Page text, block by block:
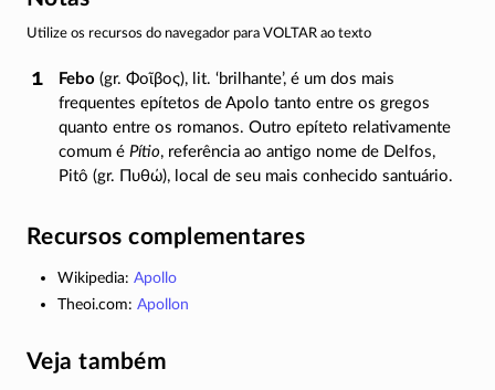
Utilize os recursos do navegador para VOLTAR ao texto
Febo (gr. Φοῖβος), lit. ‘brilhante’, é um dos mais
frequentes epítetos de Apolo tanto entre os gregos
quanto entre os romanos. Outro epíteto relativamente
comum é Pítio, referência ao antigo nome de Delfos,
Pitô (gr. Πυθώ), local de seu mais conhecido santuário.
Recursos complementares
Wikipedia: Apollo
Theoi.com: Apollon
Veja também